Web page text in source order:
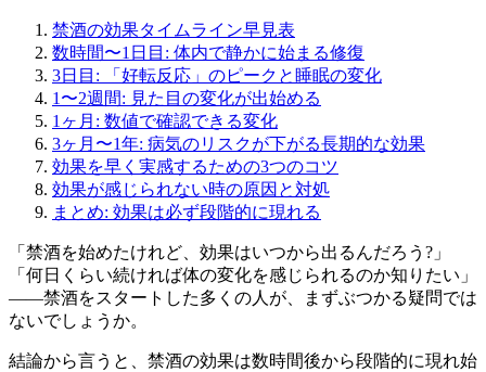
禁酒の効果タイムライン早見表
数時間〜1日目: 体内で静かに始まる修復
3日目: 「好転反応」のピークと睡眠の変化
1〜2週間: 見た目の変化が出始める
1ヶ月: 数値で確認できる変化
3ヶ月〜1年: 病気のリスクが下がる長期的な効果
効果を早く実感するための3つのコツ
効果が感じられない時の原因と対処
まとめ: 効果は必ず段階的に現れる
「禁酒を始めたけれど、効果はいつから出るんだろう?」
「何日くらい続ければ体の変化を感じられるのか知りたい」
——禁酒をスタートした多くの人が、まずぶつかる疑問では
ないでしょうか。
結論から言うと、禁酒の効果は数時間後から段階的に現れ始